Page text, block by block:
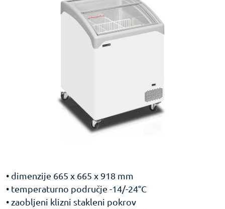
• dimenzije 665 x 665 x 918 mm
• temperaturno područje -14/-24°C
• zaobljeni klizni stakleni pokrov